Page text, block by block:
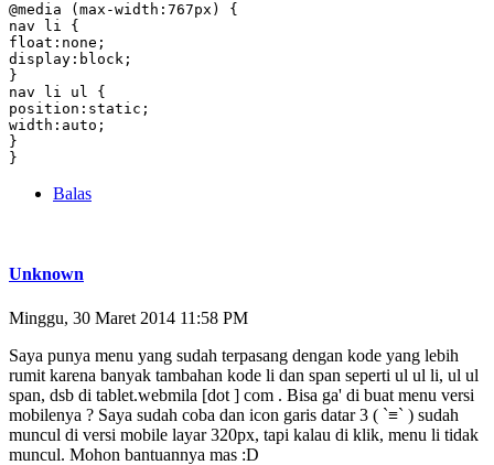
@media (max-width:767px) {
nav li {
float:none;
display:block;
}
nav li ul {
position:static;
width:auto;
}
}
Balas
Unknown
Minggu, 30 Maret 2014 11:58 PM
Saya punya menu yang sudah terpasang dengan kode yang lebih
rumit karena banyak tambahan kode li dan span seperti ul ul li, ul ul
span, dsb di tablet.webmila [dot ] com . Bisa ga' di buat menu versi
mobilenya ? Saya sudah coba dan icon garis datar 3 ( `≡` ) sudah
muncul di versi mobile layar 320px, tapi kalau di klik, menu li tidak
muncul. Mohon bantuannya mas :D